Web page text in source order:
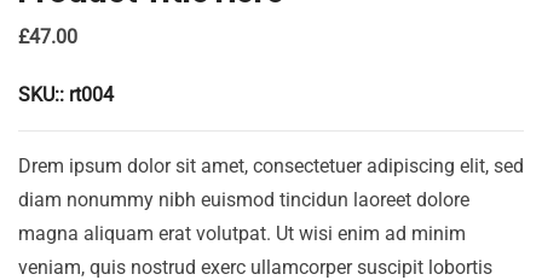
£47.00
SKU:: rt004
Drem ipsum dolor sit amet, consectetuer adipiscing elit, sed
diam nonummy nibh euismod tincidun laoreet dolore
magna aliquam erat volutpat. Ut wisi enim ad minim
veniam, quis nostrud exerc ullamcorper suscipit lobortis